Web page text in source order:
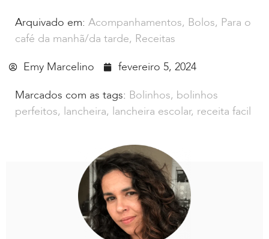
Arquivado em: Acompanhamentos, Bolos, Para o
café da manhã/da tarde, Receitas
Emy Marcelino
fevereiro 5, 2024
Marcados com as tags: Bolinhos, bolinhos
perfeitos, lancheira, lancheira escolar, receita facil